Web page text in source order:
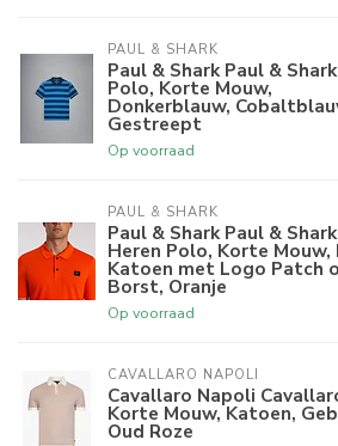
PAUL & SHARK
Paul & Shark Paul &
Polo, Korte Mouw,
Donkerblauw,
Gestreept
Op voorraad
PAUL & SHARK
Paul & Shark Paul &
Heren Polo, Korte Mouw,
Katoen met Logo Patch
Borst, Oranje
Op voorraad
CAVALLARO NAPOLI
Cavallaro Napoli
Korte Mouw, Katoen,
Oud Roze